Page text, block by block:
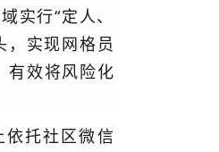
实行“定人、
，实现网格员
有效将风险化
托社区微信